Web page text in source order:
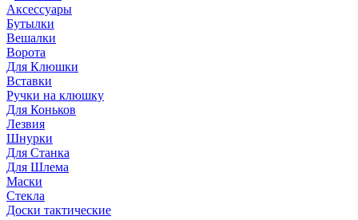
Аксессуары
Бутылки
Вешалки
Ворота
Для Клюшки
Вставки
Ручки на клюшку
Для Коньков
Лезвия
Шнурки
Для Станка
Для Шлема
Маски
Стекла
Доски тактические